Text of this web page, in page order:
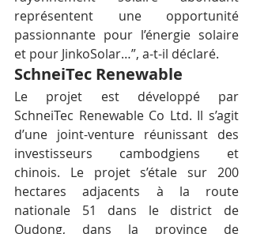
représentent une opportunité
passionnante pour l’énergie solaire
et pour JinkoSolar…”, a-t-il déclaré.
SchneiTec Renewable
Le projet est développé par
SchneiTec Renewable Co Ltd. Il s’agit
d’une joint-venture réunissant des
investisseurs cambodgiens et
chinois. Le projet s’étale sur 200
hectares adjacents à la route
nationale 51 dans le district de
Oudong, dans la province de